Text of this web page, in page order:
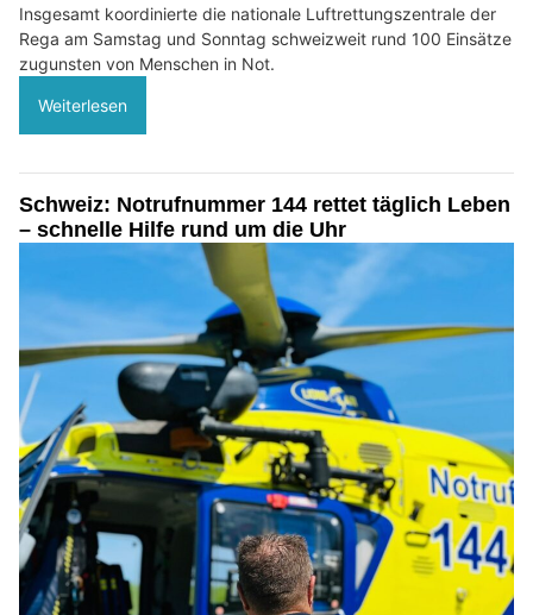
Insgesamt koordinierte die nationale Luftrettungszentrale der
Rega am Samstag und Sonntag schweizweit rund 100 Einsätze
zugunsten von Menschen in Not.
Weiterlesen
Schweiz: Notrufnummer 144 rettet täglich Leben
– schnelle Hilfe rund um die Uhr